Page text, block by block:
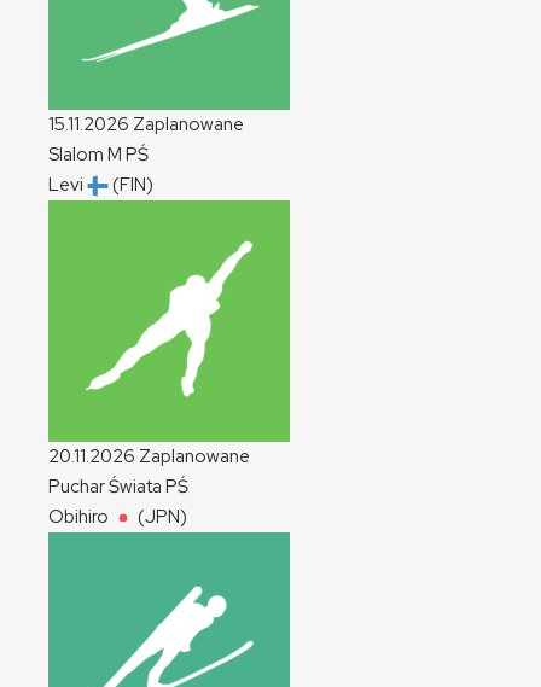
15.11.2026 Zaplanowane
Slalom M PŚ
Levi
(FIN)
20.11.2026 Zaplanowane
Puchar Świata PŚ
Obihiro
(JPN)